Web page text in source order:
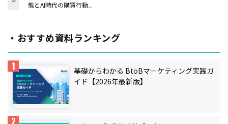
態とAI時代の購買行動...
・おすすめ資料ランキング
基礎からわかる BtoBマーケティング実践ガ
イド【2026年最新版】